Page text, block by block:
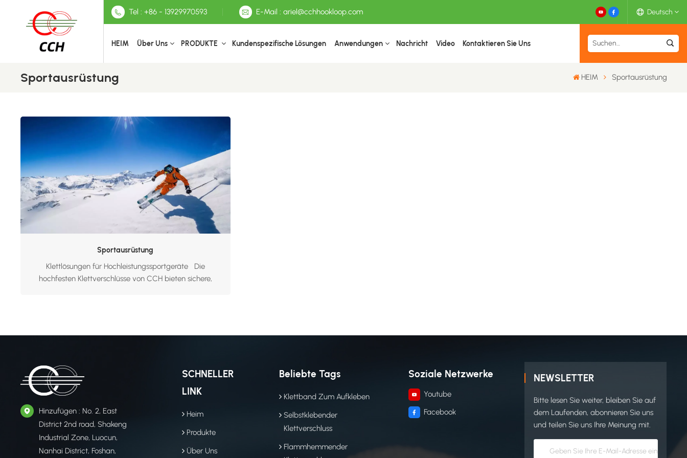
Tel : +86 - 13929970593 E-Mail : ariel@cchhookloop.com Deutsch
English
HEIM Über Uns PRODUKTE Kundenspezifische Lösungen Anwendungen Nachricht Video Kontaktieren Sie Uns
Sportausrüstung HEIM Sportausrüstung
Sportausrüstung
Klettlösungen für Hochleistungssportgeräte Die
hochfesten Klettverschlüsse von CCH bieten sichere,
Hinzufügen : No. 2, East
District 2nd road, Shakeng
Industrial Zone, Luocun,
Nanhai District, Foshan,
SCHNELLER
LINK
Heim
Produkte
Über Uns
Beliebte Tags
Klettband Zum Aufkleben
Selbstklebender
Klettverschluss
Flammhemmender
Soziale Netzwerke
Youtube
Facebook
NEWSLETTER
Bitte lesen Sie weiter, bleiben Sie auf
dem Laufenden, abonnieren Sie uns
und teilen Sie uns Ihre Meinung mit.